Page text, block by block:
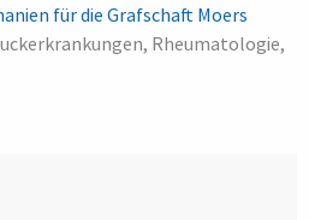
für die Grafschaft Moers
Rheumatologie,